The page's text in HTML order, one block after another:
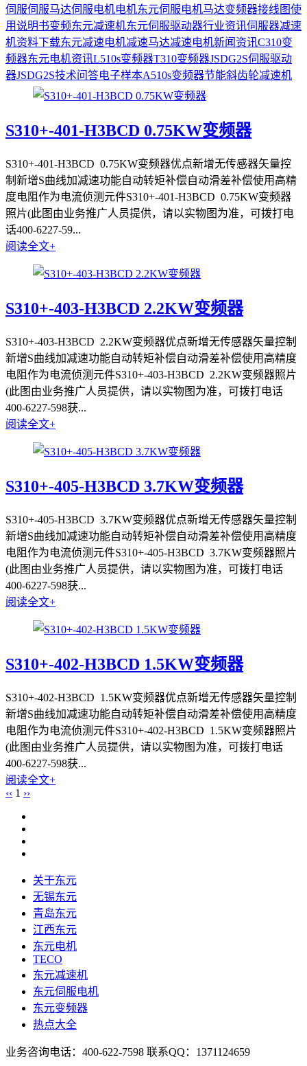
伺服伺服马达伺服电机电机东元伺服电机马达变频器接线图使
用说明书变频东元减速机东元伺服驱动器行业资讯伺服器减速
机资料下载东元减速电机减速马达减速电机新闻资讯C310变
频器东元电机资讯L510s变频器T310变频器JSDG2S伺服驱动
器JSDG2S技术问答电子样本A510s变频器节能斜齿轮减速机
S310+-401-H3BCD 0.75KW变频器
S310+-401-H3BCD 0.75KW变频器优点新增无传感器矢量控
制新增S曲线加减速功能自动转矩补偿自动滑差补偿使用高精
度电阻作为电流侦测元件S310+-401-H3BCD 0.75KW变频器
照片(此图由业务推广人员提供，请以实物图为准，可拨打电
话400-6227-59...
阅读全文+
S310+-403-H3BCD 2.2KW变频器
S310+-403-H3BCD 2.2KW变频器优点新增无传感器矢量控制
新增S曲线加减速功能自动转矩补偿自动滑差补偿使用高精度
电阻作为电流侦测元件S310+-403-H3BCD 2.2KW变频器照片
(此图由业务推广人员提供，请以实物图为准，可拨打电话
400-6227-598获...
阅读全文+
S310+-405-H3BCD 3.7KW变频器
S310+-405-H3BCD 3.7KW变频器优点新增无传感器矢量控制
新增S曲线加减速功能自动转矩补偿自动滑差补偿使用高精度
电阻作为电流侦测元件S310+-405-H3BCD 3.7KW变频器照片
(此图由业务推广人员提供，请以实物图为准，可拨打电话
400-6227-598获...
阅读全文+
S310+-402-H3BCD 1.5KW变频器
S310+-402-H3BCD 1.5KW变频器优点新增无传感器矢量控制
新增S曲线加减速功能自动转矩补偿自动滑差补偿使用高精度
电阻作为电流侦测元件S310+-402-H3BCD 1.5KW变频器照片
(此图由业务推广人员提供，请以实物图为准，可拨打电话
400-6227-598获...
阅读全文+
‹‹ 1 ››
关于东元
无锡东元
青岛东元
江西东元
东元电机
TECO
东元减速机
东元伺服电机
东元变频器
热点大全
业务咨询电话：400-622-7598 联系QQ：1371124659